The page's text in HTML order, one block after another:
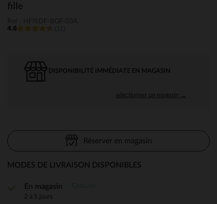
fille
4.6
DISPONIBILITÉ IMMÉDIATE EN MAGASIN
sélectionner un magasin →
Réserver en magasin
MODES DE LIVRAISON DISPONIBLES
En magasin
2 à 5 jours